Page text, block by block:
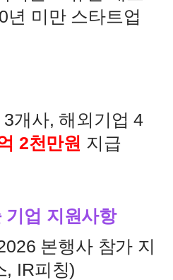
년 미만 스타트업
3개사,해외기업 4
2천만원 지급
업 지원사항
본행사 참가 지
, IR피칭)